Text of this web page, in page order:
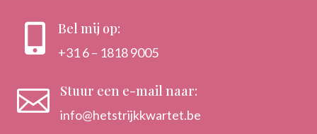
 Bel mij op:
+31 6 – 1818 9005
 Stuur een e-mail naar:
info@hetstrijkkwartet.be